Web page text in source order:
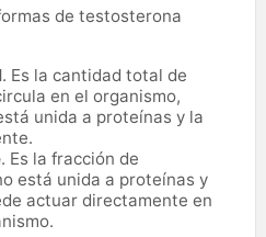
de testosterona
. Es la cantidad total de
en el organismo,
unida a proteínas y la
. Es la fracción de
está unida a proteínas y
actuar directamente en